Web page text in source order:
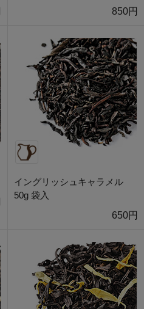
850円
イングリッシュキャラメル
50g 袋入
650円